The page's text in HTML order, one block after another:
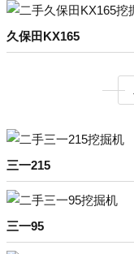
久保田KX165
三一215
三一95